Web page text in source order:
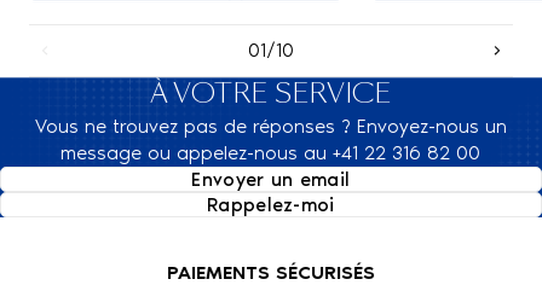
01/10
À VOTRE SERVICE
Vous ne trouvez pas de réponses ? Envoyez-nous un
message ou appelez-nous au +41 22 316 82 00
Envoyer un email
Rappelez-moi
PAIEMENTS SÉCURISÉS